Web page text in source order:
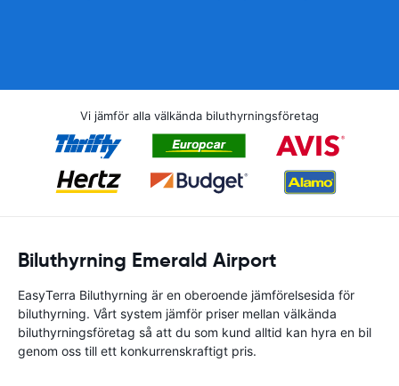
Vi jämför alla välkända biluthyrningsföretag
Biluthyrning Emerald Airport
EasyTerra Biluthyrning är en oberoende jämförelsesida för
biluthyrning. Vårt system jämför priser mellan välkända
biluthyrningsföretag så att du som kund alltid kan hyra en bil
genom oss till ett konkurrenskraftigt pris.